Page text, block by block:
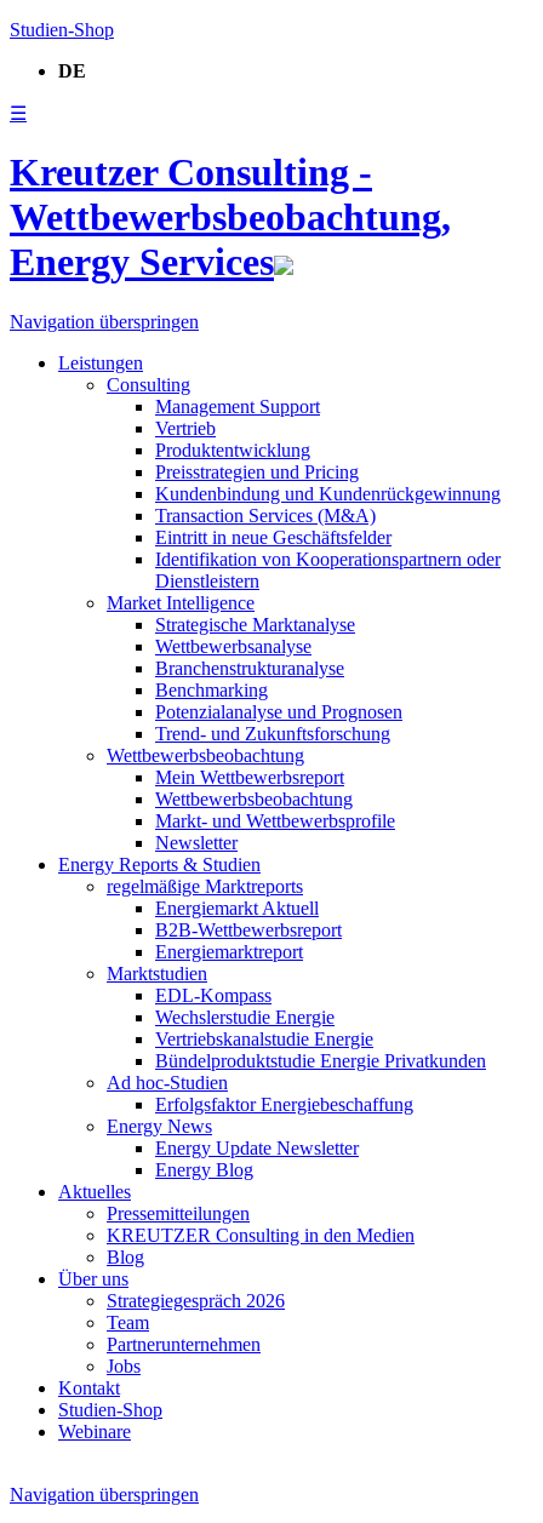
Studien-Shop
DE
☰
Kreutzer Consulting -
Wettbewerbsbeobachtung,
Energy Services
Navigation überspringen
Leistungen
Consulting
Management Support
Vertrieb
Produktentwicklung
Preisstrategien und Pricing
Kundenbindung und Kundenrückgewinnung
Transaction Services (M&A)
Eintritt in neue Geschäftsfelder
Identifikation von Kooperationspartnern oder
Dienstleistern
Market Intelligence
Strategische Marktanalyse
Wettbewerbsanalyse
Branchenstrukturanalyse
Benchmarking
Potenzialanalyse und Prognosen
Trend- und Zukunftsforschung
Wettbewerbs­beobachtung
Mein Wettbewerbsreport
Wettbewerbsbeobachtung
Markt- und Wettbewerbsprofile
Newsletter
Energy Reports & Studien
regelmäßige Marktreports
Energiemarkt Aktuell
B2B-Wettbewerbsreport
Energiemarktreport
Marktstudien
EDL-Kompass
Wechslerstudie Energie
Vertriebskanalstudie Energie
Bündelproduktstudie Energie Privatkunden
Ad hoc-Studien
Erfolgsfaktor Energiebeschaffung
Energy News
Energy Update Newsletter
Energy Blog
Aktuelles
Pressemitteilungen
KREUTZER Consulting in den Medien
Blog
Über uns
Strategiegespräch 2026
Team
Partnerunternehmen
Jobs
Kontakt
Studien-Shop
Webinare
Navigation überspringen